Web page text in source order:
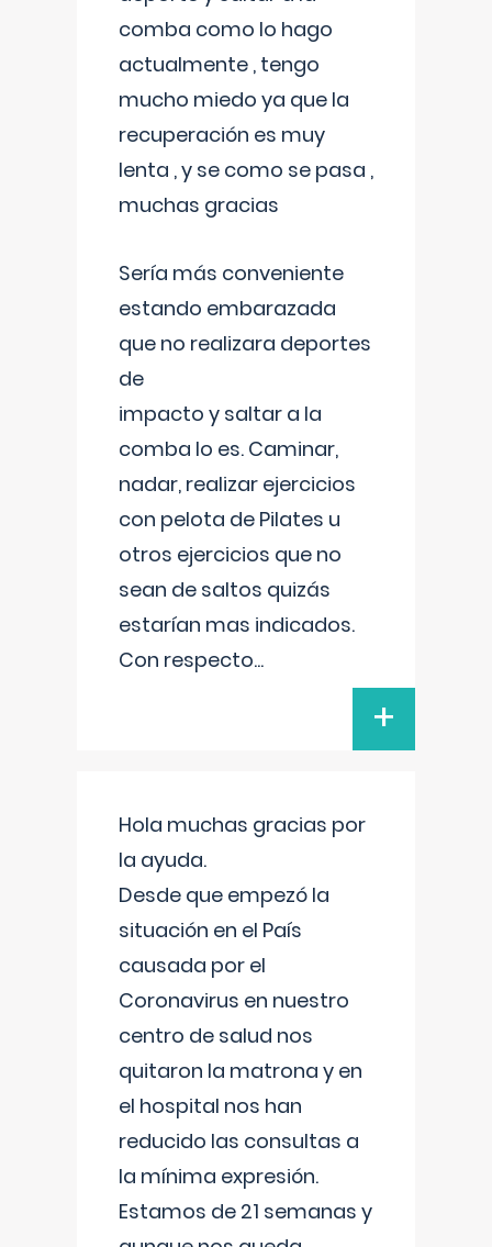
comba como lo hago
actualmente , tengo
mucho miedo ya que la
recuperación es muy
lenta , y se como se pasa ,
muchas gracias
Sería más conveniente
estando embarazada
que no realizara deportes
de
impacto y saltar a la
comba lo es. Caminar,
nadar, realizar ejercicios
con pelota de Pilates u
otros ejercicios que no
sean de saltos quizás
estarían mas indicados.
Con respecto...
+
Hola muchas gracias por
la ayuda.
Desde que empezó la
situación en el País
causada por el
Coronavirus en nuestro
centro de salud nos
quitaron la matrona y en
el hospital nos han
reducido las consultas a
la mínima expresión.
Estamos de 21 semanas y